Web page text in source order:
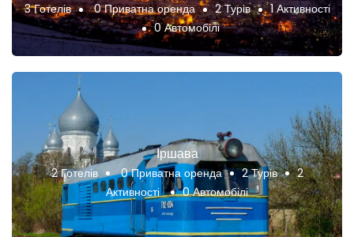
3 Готелів 0 Приватна оренда 2 Турів
1 Активності
0 Автомобілі
Іршава
2 Готелів 0 Приватна оренда 2 Турів
2
Активності
0 Автомобілі